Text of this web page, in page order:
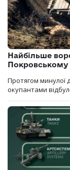
Найбільше
Протягом минулої
окупантами